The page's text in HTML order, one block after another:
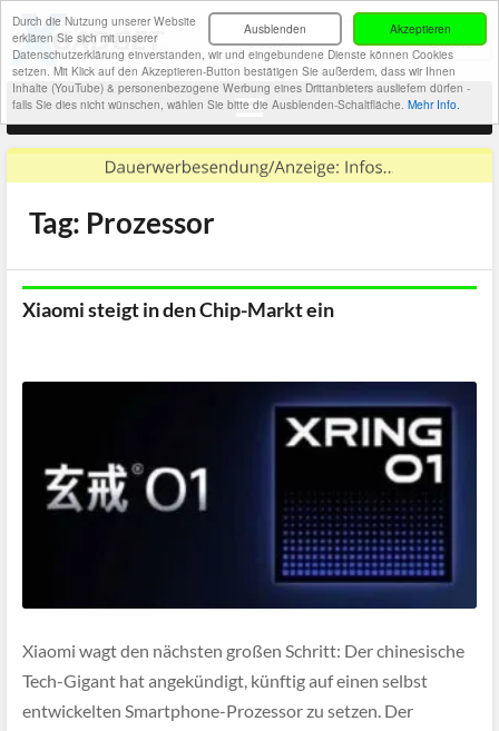
Akzeptieren
Ausblenden
Durch die Nutzung unserer Website
erklären Sie sich mit unserer
Datenschutzerklärung einverstanden, wir und eingebundene Dienste können Cookies
setzen. Mit Klick auf den Akzeptieren-Button bestätigen Sie außerdem, dass wir Ihnen
Inhalte (YouTube) & personenbezogene Werbung eines Drittanbieters ausliefern dürfen -
falls Sie dies nicht wünschen, wählen Sie bitte die Ausblenden-Schaltfläche. Mehr Info.
Tag: Prozessor
Xiaomi steigt in den Chip-Markt ein
Xiaomi wagt den nächsten großen Schritt: Der chinesische
Tech-Gigant hat angekündigt, künftig auf einen selbst
entwickelten Smartphone-Prozessor zu setzen. Der